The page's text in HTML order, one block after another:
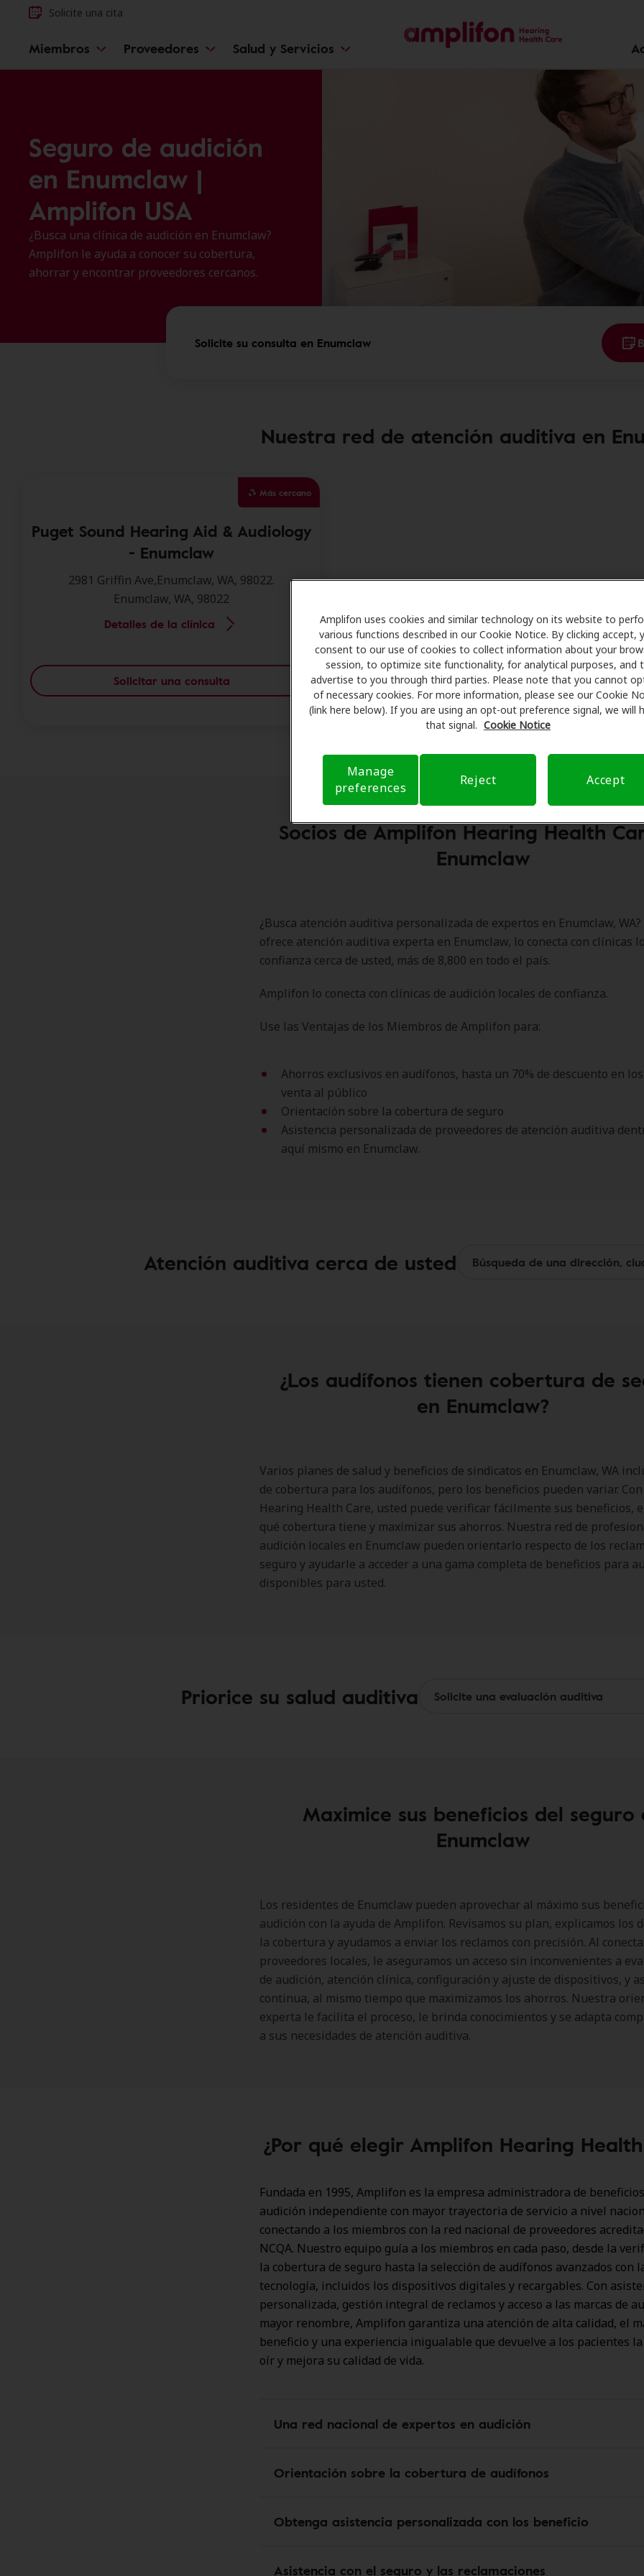
Amplifon uses cookies and similar technology on its website to
various functions described in our Cookie Notice. By clicking accept,
consent to our use of cookies to collect information about your
session, to optimize site functionality, for analytical purposes, and
advertise to you through third parties. Please note that you cannot
of necessary cookies. For more information, please see our Cookie
(link here below). If you are using an opt-out preference signal, we will
that signal. Cookie Notice
Manage
preferences
Reject Accept
Solicite una cita
Miembros Proveedores Salud y Servicios
Seguro de audición
en Enumclaw |
Amplifon USA
¿Busca una clínica de audición en Enumclaw?
Amplifon le ayuda a conocer su cobertura,
ahorrar y encontrar proveedores cercanos.
Solicite su consulta en Enumclaw
Nuestra red de atención auditiva en
Más cercano
Puget Sound Hearing Aid & Audiology
- Enumclaw
2981 Griffin Ave,Enumclaw, WA, 98022.
Enumclaw, WA, 98022
Detalles de la clínica
Solicitar una consulta
Socios de Amplifon Hearing Health
Enumclaw
¿Busca atención auditiva personalizada de expertos en Enumclaw,
ofrece atención auditiva experta en Enumclaw, lo conecta con clínicas
confianza cerca de usted, más de 8,800 en todo el país.
Amplifon lo conecta con clínicas de audición locales de confianza.
Use las Ventajas de los Miembros de Amplifon para:
Ahorros exclusivos en audífonos, hasta un 70% de descuento en
venta al público
Orientación sobre la cobertura de seguro
Asistencia personalizada de proveedores de atención auditiva
aquí mismo en Enumclaw.
Atención auditiva cerca de usted
¿Los audífonos tienen cobertura de
en Enumclaw?
Varios planes de salud y beneficios de sindicatos en Enumclaw, WA
de cobertura para los audífonos, pero los beneficios pueden variar.
Hearing Health Care, usted puede verificar fácilmente sus beneficios,
qué cobertura tiene y maximizar sus ahorros. Nuestra red de
audición locales en Enumclaw pueden orientarlo respecto de los
seguro y ayudarle a acceder a una gama completa de beneficios para
disponibles para usted.
Priorice su salud auditiva
Maximice sus beneficios del seguro
Enumclaw
Los residentes de Enumclaw pueden aprovechar al máximo sus
audición con la ayuda de Amplifon. Revisamos su plan, explicamos los
la cobertura y ayudamos a enviar los reclamos con precisión. Al
proveedores locales, le aseguramos un acceso sin inconvenientes a
de audición, atención clínica, configuración y ajuste de dispositivos, y
continua, al mismo tiempo que maximizamos los ahorros. Nuestra
experta le facilita el proceso, le brinda conocimientos y se adapta
a sus necesidades de atención auditiva.
¿Por qué elegir Amplifon Hearing
Fundada en 1995, Amplifon es la empresa administradora de
audición independiente con mayor trayectoria de servicio a nivel
conectando a los miembros con la red nacional de proveedores
NCQA. Nuestro equipo guía a los miembros en cada paso, desde la
la cobertura de seguro hasta la selección de audífonos avanzados con
tecnología, incluidos los dispositivos digitales y recargables. Con
personalizada, gestión integral de reclamos y acceso a las marcas de
mayor renombre, Amplifon garantiza una atención de alta calidad, el
beneficio y una experiencia inigualable que devuelve a los pacientes
oír y mejora su calidad de vida.
Una red nacional de expertos en audición
Orientación sobre la cobertura de audífonos
Obtenga asistencia personalizada con los beneficio
Asistencia con el seguro y las reclamaciones